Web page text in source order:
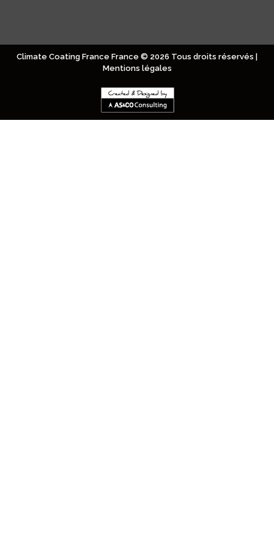
Climate Coating France France © 2026 Tous droits réservés |
Mentions légales